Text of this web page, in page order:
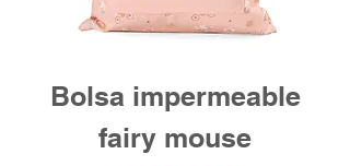
Bolsa impermeable
fairy mouse